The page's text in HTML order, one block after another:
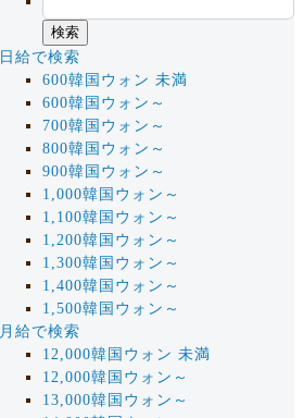
日給で検索
600韓国ウォン 未満
600韓国ウォン～
700韓国ウォン～
800韓国ウォン～
900韓国ウォン～
1,000韓国ウォン～
1,100韓国ウォン～
1,200韓国ウォン～
1,300韓国ウォン～
1,400韓国ウォン～
1,500韓国ウォン～
月給で検索
12,000韓国ウォン 未満
12,000韓国ウォン～
13,000韓国ウォン～